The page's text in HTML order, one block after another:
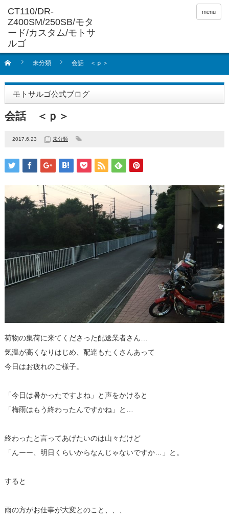
menu
未分類 会話 ＜ｐ＞
モトサルゴ公式ブログ
会話 ＜ｐ＞
2017.6.23 未分類
荷物の集荷に来てくださった配送業者さん…
気温が高くなりはじめ、配達もたくさんあって
今日はお疲れのご様子。
「今日は暑かったですよね」と声をかけると
「梅雨はもう終わったんですかね」と…
終わったと言ってあげたいのは山々だけど
「んーー、明日くらいからなんじゃないですか…」と。
すると
雨の方がお仕事が大変とのこと、、、